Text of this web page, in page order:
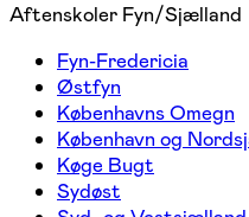
Aftenskoler Fyn/Sjælland
Fyn-Fredericia
Østfyn
Københavns Omegn
København og
Køge Bugt
Sydøst